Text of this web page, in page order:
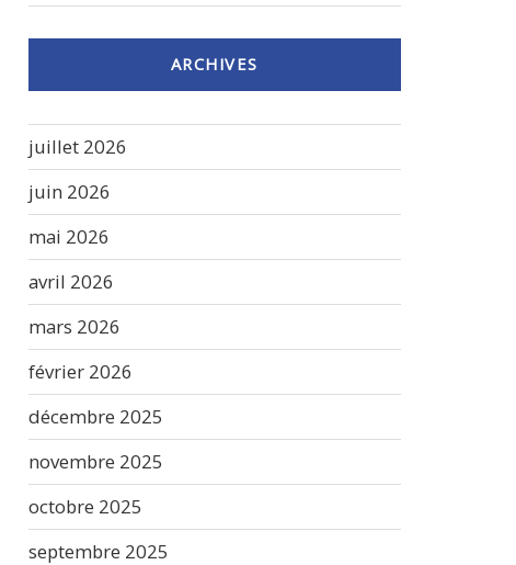
ARCHIVES
juillet 2026
juin 2026
mai 2026
avril 2026
mars 2026
février 2026
décembre 2025
novembre 2025
octobre 2025
septembre 2025